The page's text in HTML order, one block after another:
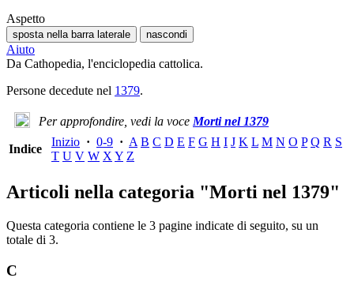
Aspetto
sposta nella barra laterale nascondi
Aiuto
Da Cathopedia, l'enciclopedia cattolica.
Persone decedute nel 1379.
Per approfondire, vedi la voceMorti nel 1379
Indice
Inizio · 0-9 · A B C D E F G H I J K L M N O P Q R S
T U V W XY Z
Articoli nella categoria "Morti nel 1379"
Questa categoria contiene le 3 pagine indicate di seguito, su un
totale di 3.
C